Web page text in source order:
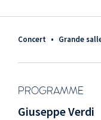
Concert • Grande
PROGRAMME
Giuseppe Verdi